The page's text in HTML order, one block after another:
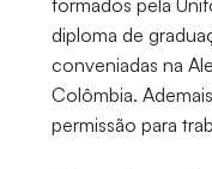
diploma de
conveniadas na
Colômbia.
permissão para